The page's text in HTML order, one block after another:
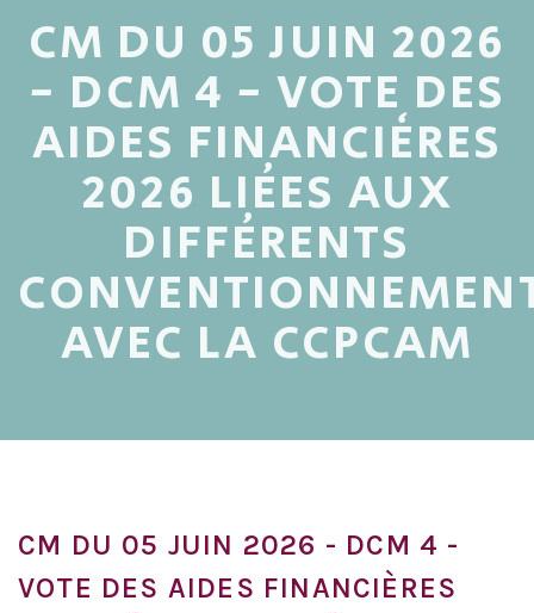
CM DU 05 JUIN 2026
- DCM 4 - VOTE DES
AIDES FINANCIÈRES
2026 LIÉES AUX
DIFFÉRENTS
AVEC LA CCPCAM
CM DU 05 JUIN 2026 - DCM 4 -
VOTE DES AIDES FINANCIÈRES